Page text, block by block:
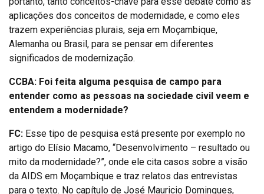
aplicações dos conceitos de modernidade, e como eles
trazem experiências plurais, seja em Moçambique,
Alemanha ou Brasil, para se pensar em diferentes
significados de modernização.
CCBA: Foi feita alguma pesquisa de campo para
entender como as pessoas na sociedade civil veem e
entendem a modernidade?
FC: Esse tipo de pesquisa está presente por exemplo no
artigo do Elísio Macamo, “Desenvolvimento – resultado ou
mito da modernidade?”, onde ele cita casos sobre a visão
da AIDS em Moçambique e traz relatos das entrevistas
para o texto. No capítulo de José Mauricio Domingues,